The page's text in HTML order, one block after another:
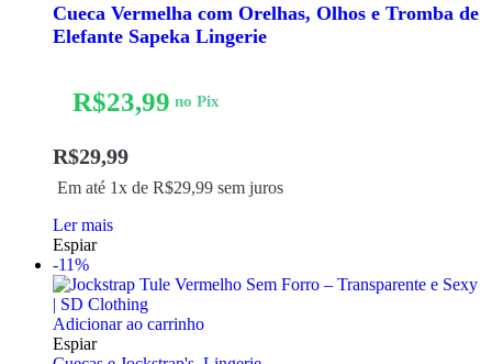
Cueca Vermelha com Orelhas, Olhos e Tromba de
Elefante Sapeka Lingerie
R$29,99
Em até 1x de R$29,99 sem juros
R$23,99 no Pix
Ler mais
Espiar
-11%
Adicionar ao carrinho
Espiar